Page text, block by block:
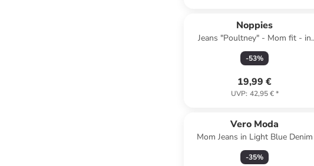
Noppies
Jeans "Poultney" - Mom fit - in
Grau
-53%
19,99 €
UVP: 42,95 €*
Vero Moda
Mom Jeans in Light Blue Denim
-35%